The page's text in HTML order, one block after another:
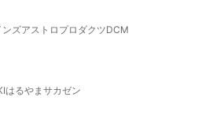
ンズアストロプロダクツDCM
はるやま サカゼン